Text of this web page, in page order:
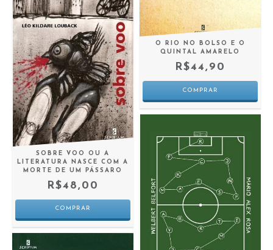
SOBRE VOO OU A
LITERATURA NASCE COM A
MORTE DE UM PÁSSARO
R$48,00
O RIO NO BOLSO E O
QUINTAL AMARELO
R$44,90